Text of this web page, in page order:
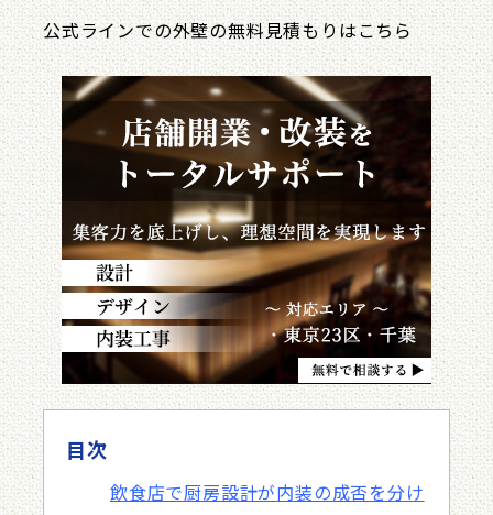
公式ラインでの外壁の無料見積もりはこちら
目次
飲食店で厨房設計が内装の成否を分け